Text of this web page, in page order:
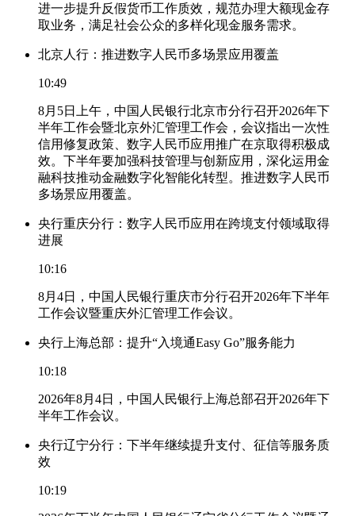
进一步提升反假货币工作质效，规范办理大额现金存
取业务，满足社会公众的多样化现金服务需求。
北京人行：推进数字人民币多场景应用覆盖
10:49
8月5日上午，中国人民银行北京市分行召开2026年下
半年工作会暨北京外汇管理工作会，会议指出一次性
信用修复政策、数字人民币应用推广在京取得积极成
效。下半年要加强科技管理与创新应用，深化运用金
融科技推动金融数字化智能化转型。推进数字人民币
多场景应用覆盖。
央行重庆分行：数字人民币应用在跨境支付领域取得
进展
10:16
8月4日，中国人民银行重庆市分行召开2026年下半年
工作会议暨重庆外汇管理工作会议。
央行上海总部：提升“入境通Easy Go”服务能力
10:18
2026年8月4日，中国人民银行上海总部召开2026年下
半年工作会议。
央行辽宁分行：下半年继续提升支付、征信等服务质
效
10:19